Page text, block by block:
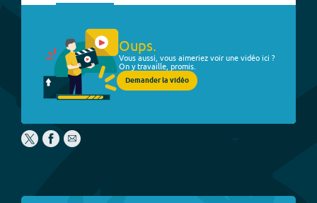
Oups.
Vous aussi, vous aimeriez voir une vidéo ici ?
On y travaille, promis.
Demander la vidéo